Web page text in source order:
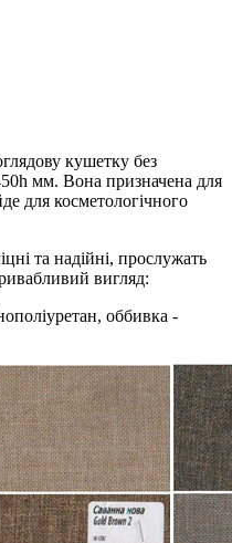
кушетку без
мм. Вона призначена для
для косметологічного
та надійні, прослужать
вигляд:
оббивка -